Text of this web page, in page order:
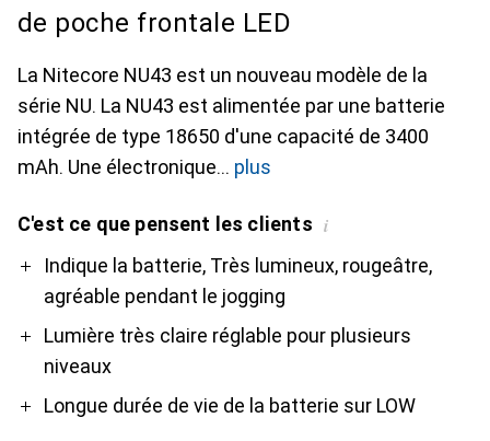
de poche frontale LED
La Nitecore NU43 est un nouveau modèle de la
série NU. La NU43 est alimentée par une batterie
intégrée de type 18650 d'une capacité de 3400
mAh. Une électronique
plus
C'est ce que pensent les clients i
ProIndique la batterie, Très lumineux, rougeâtre,
agréable pendant le jogging
Lumière très claire réglable pour plusieurs
niveaux
Longue durée de vie de la batterie sur LOW
Contre